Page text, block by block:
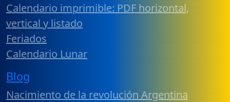
Calendario imprimible: PDF horizontal,
vertical y listado
Feriados
Calendario Lunar
Blog
Nacimiento de la revolución Argentina